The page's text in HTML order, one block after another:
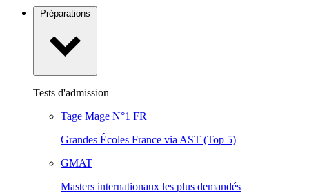
Tests d'admission
Tage Mage N°1 FR
Grandes Écoles France via AST (Top 5)
GMAT
Masters internationaux les plus demandés